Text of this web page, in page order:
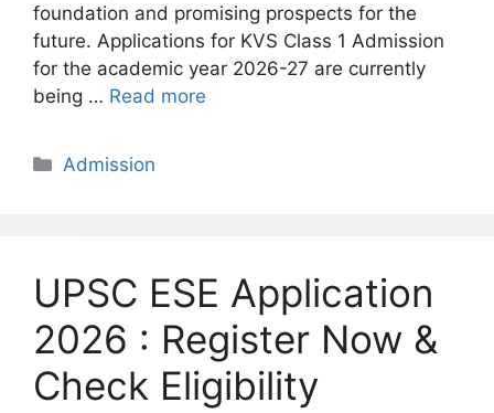
foundation and promising prospects for the
future. Applications for KVS Class 1 Admission
for the academic year 2026-27 are currently
being … Read more
Categories
Admission
UPSC ESE Application
2026 : Register Now &
Check Eligibility